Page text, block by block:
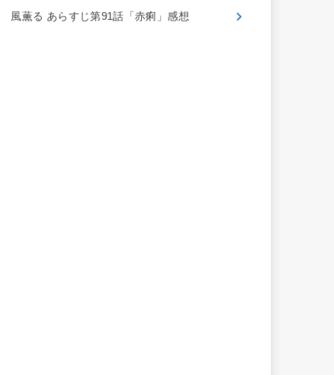
風薫る あらすじ第91話「赤痢」感想